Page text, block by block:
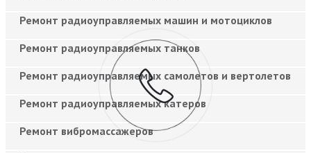
Ремонт радиоуправляемых машин и мотоциклов
Ремонт радиоуправляемых танков
Ремонт радиоуправляемых самолетов и вертолетов
Ремонт радиоуправляемых катеров
Ремонт вибромассажеров